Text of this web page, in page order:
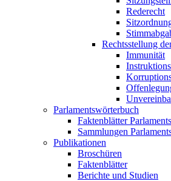
Rederecht
Rechtsstellung
Immunität
Parlamentswörterbuch
Faktenblätter
Sammlungen
Publikationen
Broschüren
Faktenblätter
Berichte und Studien